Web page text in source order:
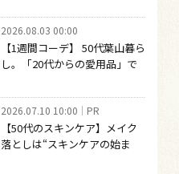
どファッションは自由になる
2026.08.03 00:00
【1週間コーデ】 50代葉山暮ら
し。「20代からの愛用品」で
～ 桐野恵美さん #022 Emi
Kirino～
2026.07.10 10:00 PR
【50代のスキンケア】メイク
落としは“スキンケアの始ま